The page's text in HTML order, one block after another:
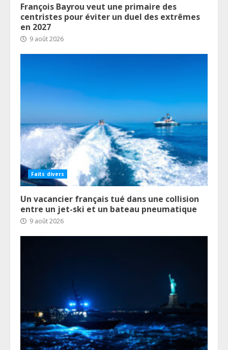
François Bayrou veut une primaire des
centristes pour éviter un duel des extrêmes
en 2027
9 août 2026
Faits divers
Un vacancier français tué dans une collision
entre un jet-ski et un bateau pneumatique
9 août 2026